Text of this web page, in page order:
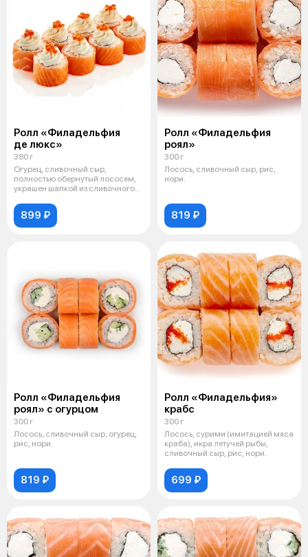
Ролл «Филадельфия
де люкс»
380 г
Огурец, сливочный сыр,
полностью обернутый лососем,
украшен шапкой из сливочного
899 ₽
Ролл «Филадельфия
роял»
300 г
Лосось, сливочный сыр, рис,
нори.
819 ₽
Ролл «Филадельфия
роял» с огурцом
300 г
Лосось, сливочный сыр, огурец,
рис, нори.
819 ₽
Ролл «Филадельфия»
крабс
300 г
Лосось, сурими (имитацией мяса
краба), икра летучей рыбы,
сливочный сыр, рис, нори.
699 ₽